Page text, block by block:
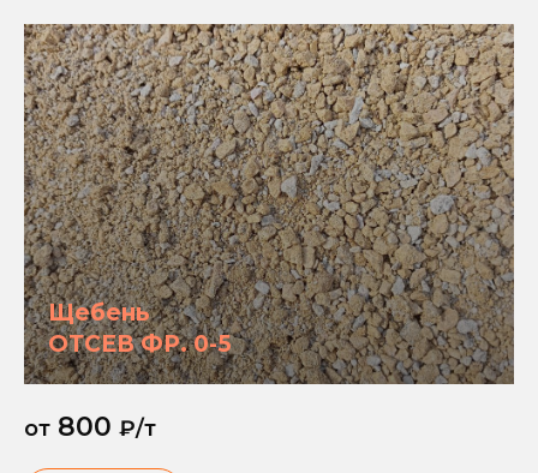
Щебень
ОТСЕВ ФР. 0-5
от 800 ₽/т